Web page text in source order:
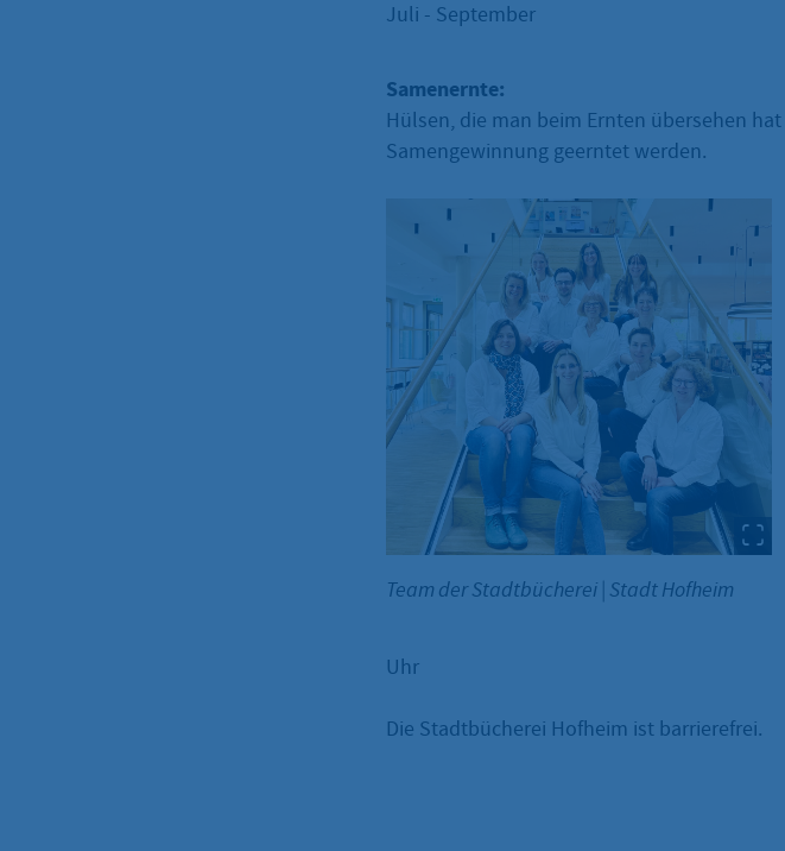
Juli - September
Samenernte:
Hülsen, die man beim Ernten übersehen
Samengewinnung geerntet werden.
Team der Stadtbücherei Stadt Hofheim
Uhr
Die Stadtbücherei Hofheim ist barrierefrei.